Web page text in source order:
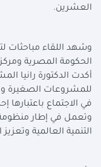
العشرين.
وشهد اللقاء مباحثات
الحكومة المصرية ومركز
أكدت الدكتورة رانيا
للمشروعات الصغيرة
في الاجتماع
وتعمل في إطار
التنمية العالمية